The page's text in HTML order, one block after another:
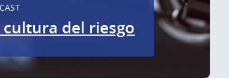
cultura del riesgo